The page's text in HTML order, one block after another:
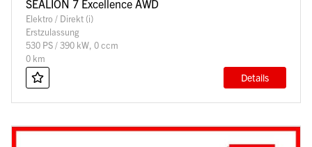
SEALION 7 Excellence AWD
Elektro / Direkt (i)
Erstzulassung
530 PS / 390 kW, 0 ccm
0 km
Details